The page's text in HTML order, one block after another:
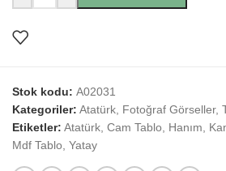
Stok kodu: A02031
Kategoriler: Atatürk, Fotoğraf Görseller,
Etiketler: Atatürk, Cam Tablo, Hanım,
Mdf Tablo, Yatay